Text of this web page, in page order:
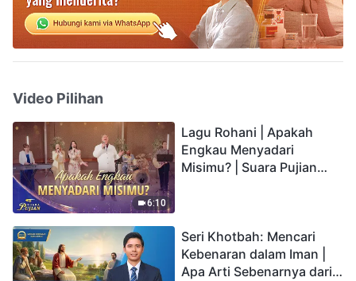
Video Pilihan
6:10
Lagu Rohani | Apakah
Engkau Menyadari
Misimu? | Suara Pujian
Seri Khotbah: Mencari
Kebenaran dalam Iman |
Apa Arti Sebenarnya dari